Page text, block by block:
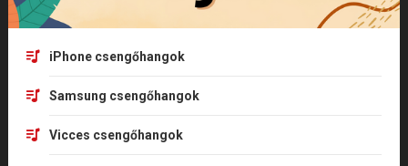
iPhone csengőhangok
Samsung csengőhangok
Vicces csengőhangok